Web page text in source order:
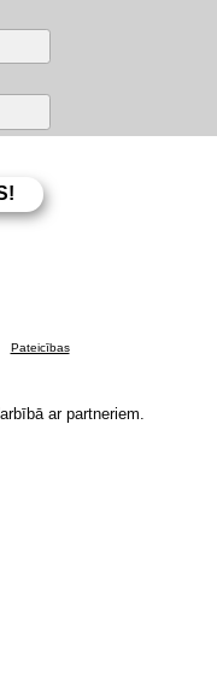
Pateicības
ar partneriem.